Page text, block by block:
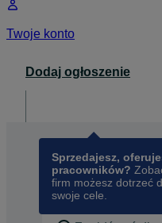
Twoje konto
Dodaj ogłoszenie
Sprzedajesz,
pracowników?
firm możesz dotrzeć
swoje cele.